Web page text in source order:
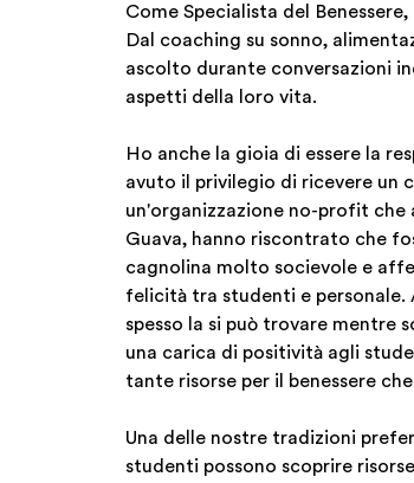
Come Specialista del
Dal coaching su sonno,
ascolto durante conversazioni
aspetti della loro vita.
Ho anche la gioia di essere la
avuto il privilegio di ricevere un
un'organizzazione no-profit che
Guava, hanno riscontrato che
cagnolina molto socievole e
felicità tra studenti e
spesso la si può trovare mentre
una carica di positività agli
tante risorse per il benessere
Una delle nostre tradizioni
studenti possono scoprire